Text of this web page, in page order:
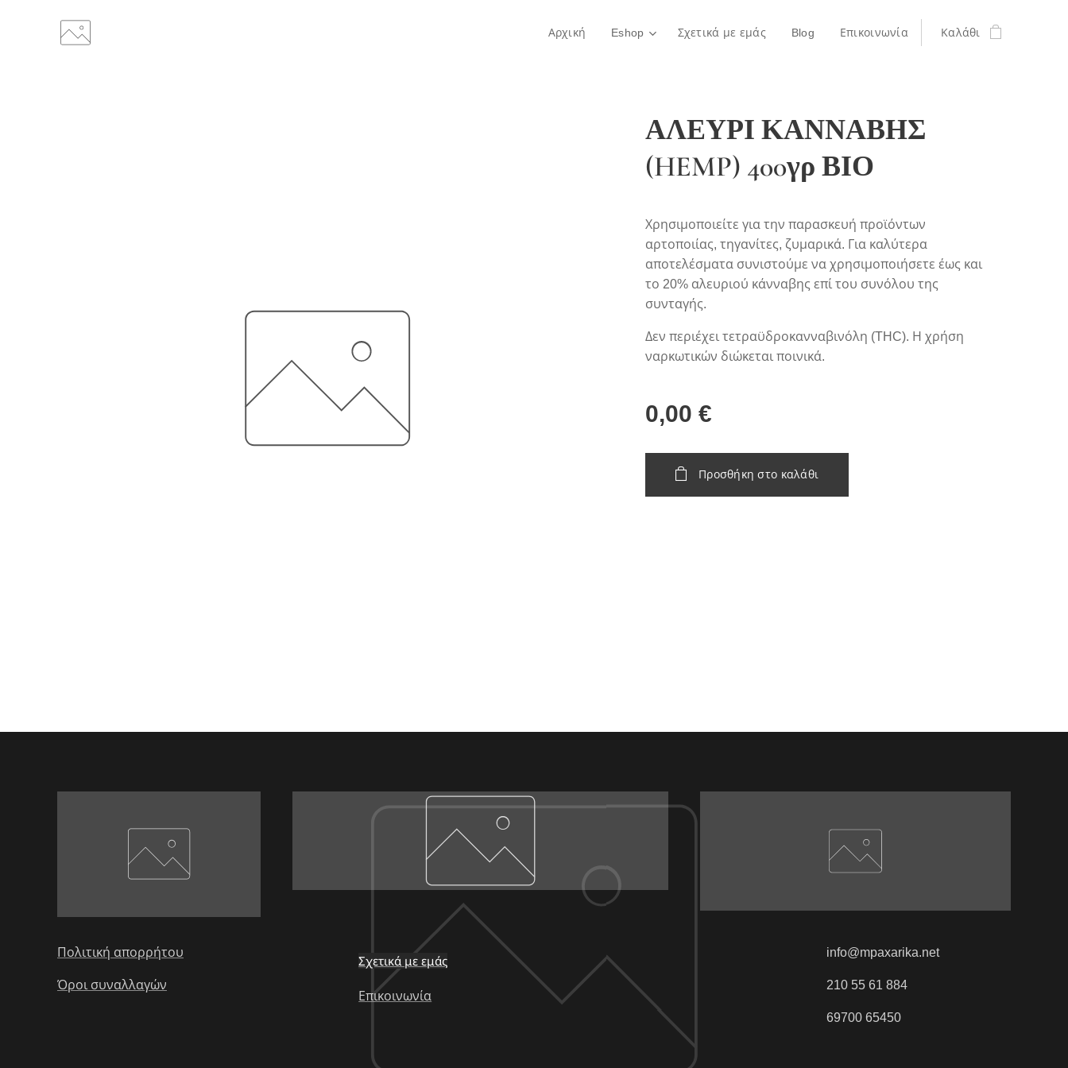
Αρχική Eshop Σχετικά με εμάς Blog Επικοινωνία Καλάθι
ΑΛΕΥΡΙ ΚΑΝΝΑΒΗΣ
(HEMP) 400γρ ΒΙΟ
Χρησιμοποιείτε για την παρασκευή προϊόντων
αρτοποιίας, τηγανίτες, ζυμαρικά. Για καλύτερα
αποτελέσματα συνιστούμε να χρησιμοποιήσετε έως και
το 20% αλευριού κάνναβης επί του συνόλου της
συνταγής.
Δεν περιέχει τετραϋδροκανναβινόλη (THC). Η χρήση
ναρκωτικών διώκεται ποινικά.
0,00 €
Προσθήκη στο καλάθι
Πολιτική απορρήτου
Όροι συναλλαγών
Σχετικά με εμάς
Επικοινωνία
info@mpaxarika.net
210 55 61 884
69700 65450